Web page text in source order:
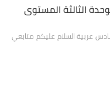
الثالثة المستوى
عربية السلام عليكم متابعي